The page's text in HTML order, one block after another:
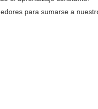
para sumarse a